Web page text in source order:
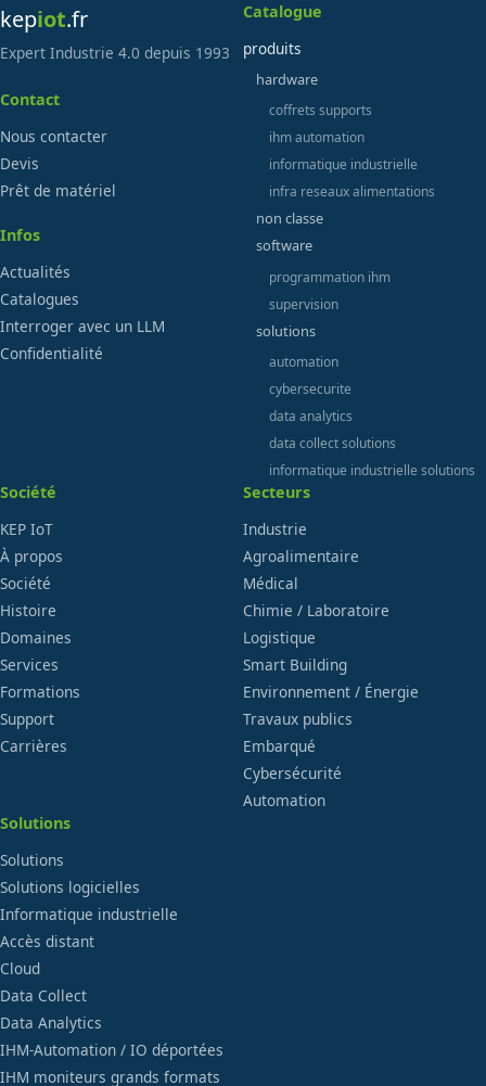
kepiot.fr
Expert Industrie 4.0 depuis 1993
Contact
Nous contacter
Devis
Prêt de matériel
Infos
Actualités
Catalogues
Interroger avec un LLM
Confidentialité
Catalogue
produits
hardware
coffrets supports
ihm automation
informatique industrielle
infra reseaux alimentations
non classe
software
programmation ihm
supervision
solutions
automation
cybersecurite
data analytics
data collect solutions
informatique industrielle solutions
Société
KEP IoT
À propos
Société
Histoire
Domaines
Services
Formations
Support
Carrières
Secteurs
Industrie
Agroalimentaire
Médical
Chimie / Laboratoire
Logistique
Smart Building
Environnement / Énergie
Travaux publics
Embarqué
Cybersécurité
Automation
Solutions
Solutions
Solutions logicielles
Informatique industrielle
Accès distant
Cloud
Data Collect
Data Analytics
IHM-Automation / IO déportées
IHM moniteurs grands formats